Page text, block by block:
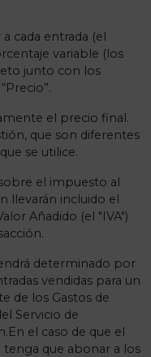
cada entrada (el
variable (los
junto con los
el precio final.
que son diferentes
se utilice.
el impuesto al
llevarán incluido el
Añadido (el "IVA")
determinado por
vendidas para un
de los Gastos de
Servicio de
el caso de que el
que abonar a los